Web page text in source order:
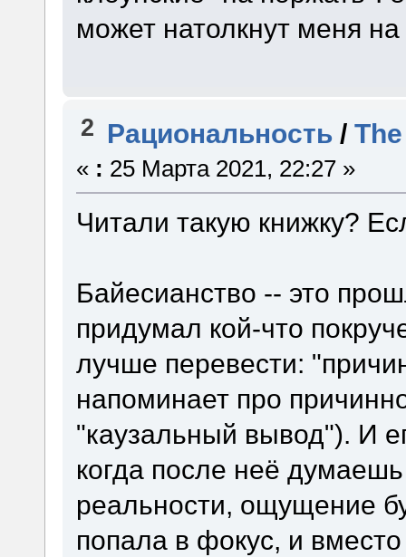
может натолкнут меня на
2 Рациональность /
« : 25 Марта 2021, 22:27 »
Читали такую книжку?
Байесианство -- это
придумал кой-что
лучше перевести:
напоминает про
"каузальный вывод"). И
когда после неё
реальности, ощущение
попала в фокус, и